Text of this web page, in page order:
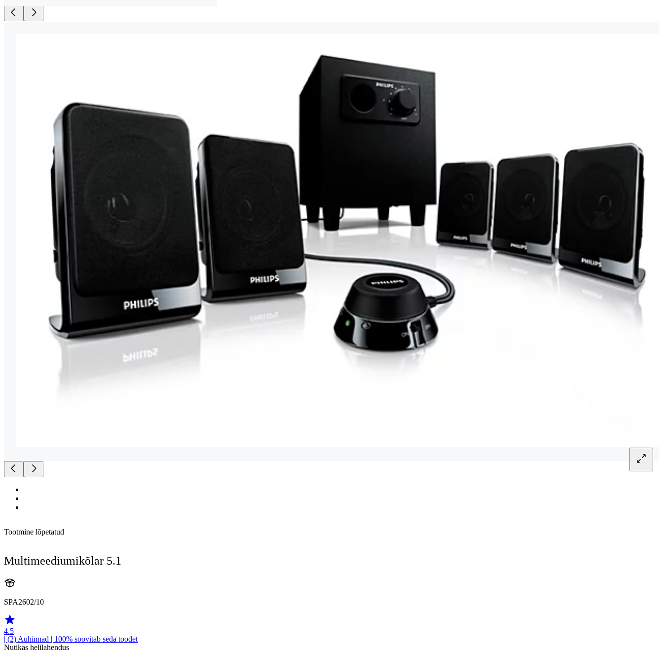
Tootmine lõpetatud
Multimeediumikõlar 5.1
SPA2602/10
4.5
| (2)Auhinnad | 100% soovitab seda toodet
Nutikas helilahendus